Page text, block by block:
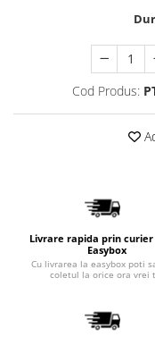
Cod Produs:
Livrare rapida prin curier
Easybox
Cu livrarea la easybox poti
coletul la orice ora vrei